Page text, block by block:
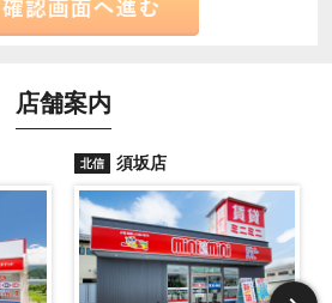
店舗案内
北信 須坂店